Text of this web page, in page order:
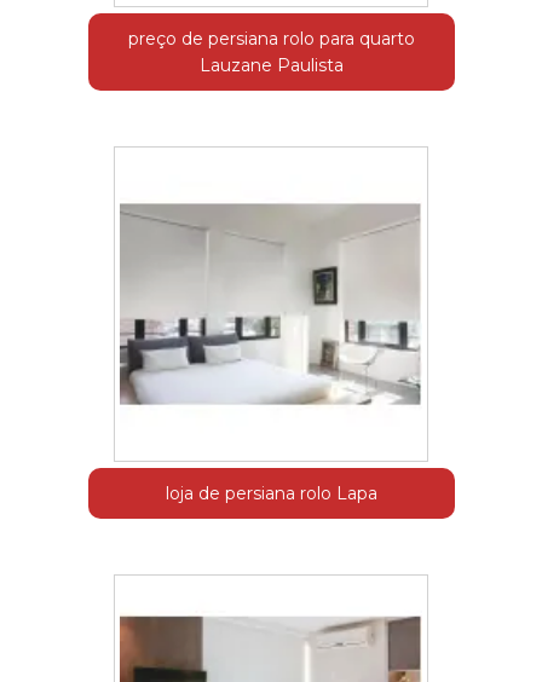
preço de persiana rolo para quarto
Lauzane Paulista
loja de persiana rolo Lapa